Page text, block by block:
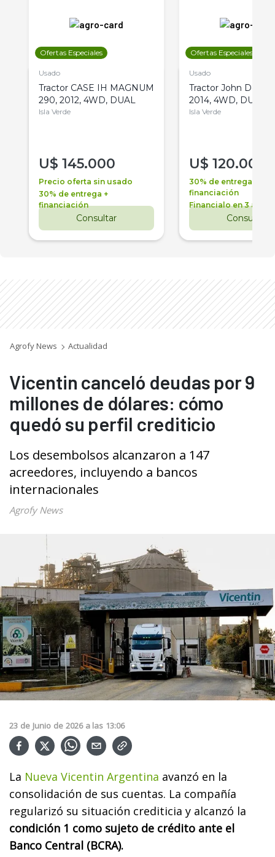
Ofertas Especiales
Usado
Tractor CASE IH MAGNUM
290, 2012, 4WD, DUAL
Isla Verde
U$ 145.000
Precio oferta sin usado
30% de entrega +
financiación
Consultar
Ofertas Especiales
Usado
Tractor John Deere
2014, 4WD, DUAL
Isla Verde
U$ 120.000
30% de entrega +
financiación
Financialo en 3 años
Consultar
Agrofy News Actualidad
Vicentin canceló deudas por 9
millones de dólares: cómo
quedó su perfil crediticio
Los desembolsos alcanzaron a 147
acreedores, incluyendo a bancos
internacionales
Agrofy News
23 de Junio de 2026 a las 13:06
La Nueva Vicentin Argentina avanzó en la
consolidación de sus cuentas. La compañía
regularizó su situación crediticia y alcanzó la
condición 1 como sujeto de crédito ante el
Banco Central (BCRA).